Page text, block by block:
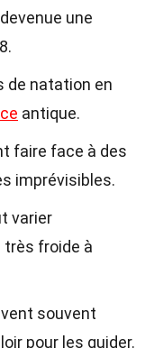
une
de natation en
antique.
faire face à des
imprévisibles.
varier
très froide à
souvent
pour les guider.